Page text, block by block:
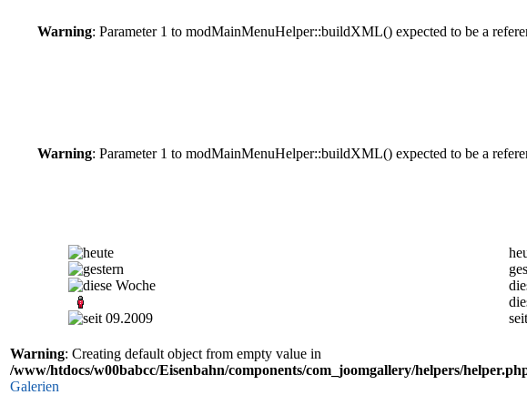
Warning: Parameter 1 to modMainMenuHelper::buildXML() expected to be a
Warning: Parameter 1 to modMainMenuHelper::buildXML() expected to be a
Warning: Creating default object from empty value in
/www/htdocs/w00babcc/Eisenbahn/components/com_joomgallery/helpers/
Galerien